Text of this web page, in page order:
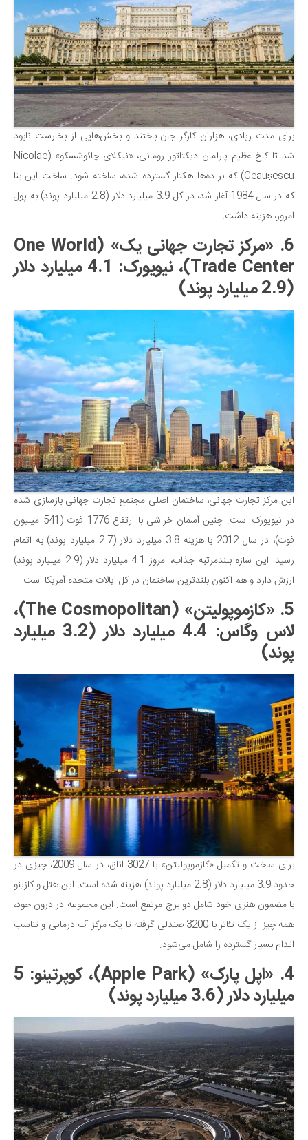
برای مدت زیادی، هزاران کارگر جان باختند و بخش‌هایی از بخارست نابود
شد تا کاخ عظیم پارلمان دیکتاتور رومانی، «نیکلای چائوشسکو» (Nicolae
Ceaușescu) که بر ده‌ها هکتار گسترده شده، ساخته شود. ساخت این بنا
که در سال 1984 آغاز شد، در کل 3.9 میلیارد دلار (2.8 میلیارد پوند) به پول
امروز، هزینه داشت.
6. «مرکز تجارت جهانی یک» (One World
Trade Center)، نیویورک: 4.1 میلیارد دلار
(2.9 میلیارد پوند)
این مرکز تجارت جهانی، ساختمان اصلی مجتمع تجارت جهانی بازسازی شده
در نیویورک است. چنین آسمان خراشی با ارتفاع 1776 فوت (541 میلیون
فوت)، در سال 2012 با هزینه 3.8 میلیارد دلار (2.7 میلیارد پوند) به اتمام
رسید. این سازه بلندمرتبه جذاب، امروز 4.1 میلیارد دلار (2.9 میلیارد پوند)
ارزش دارد و هم اکنون بلندترین ساختمان در کل ایالات متحده آمریکا است.
5. «کازموپولیتن» (The Cosmopolitan)،
لاس وگاس: 4.4 میلیارد دلار (3.2 میلیارد
پوند)
برای ساخت و تکمیل «کازموپولیتن» با 3027 اتاق، در سال 2009، چیزی در
حدود 3.9 میلیارد دلار (2.8 میلیارد پوند) هزینه شده است. این هتل و کازینو
با مضمون هنری خود شامل دو برج مرتفع است. این مجموعه در درون خود،
همه چیز از یک تئاتر با 3200 صندلی گرفته تا یک مرکز آب درمانی و تناسب
اندام بسیار گسترده را شامل می‌شود.
4. «اپل پارک» (Apple Park)، کوپرتینو: 5
میلیارد دلار (3.6 میلیارد پوند)